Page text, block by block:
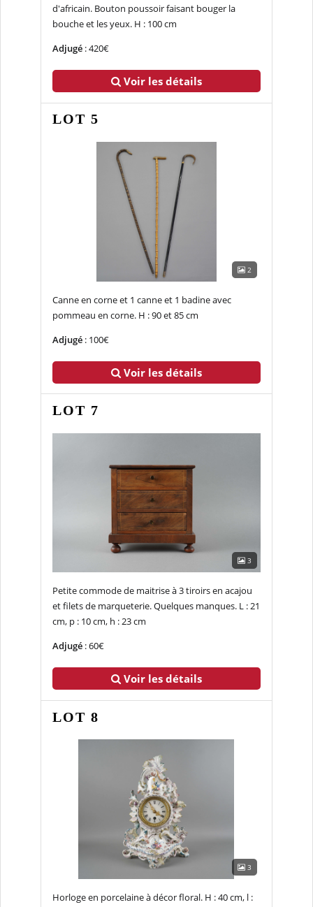
d'africain. Bouton poussoir faisant bouger la
bouche et les yeux. H : 100 cm
Adjugé: 420€
Voir les détails
LOT 5
2
Canne en corne et 1 canne et 1 badine avec
pommeau en corne. H : 90 et 85 cm
Adjugé: 100€
Voir les détails
LOT 7
3
Petite commode de maitrise à 3 tiroirs en acajou
et filets de marqueterie. Quelques manques. L : 21
cm, p : 10 cm, h : 23 cm
Adjugé: 60€
Voir les détails
LOT 8
3
Horloge en porcelaine à décor floral. H : 40 cm, l :